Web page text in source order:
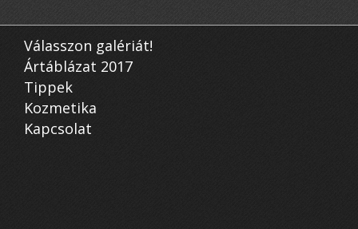
Válasszon galériát!
Ártáblázat 2017
Tippek
Kozmetika
Kapcsolat